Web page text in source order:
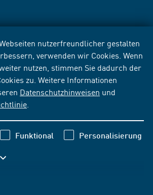
nutzerfreundlicher gestalten
verwenden wir Cookies. Wenn
nutzen, stimmen Sie dadurch der
zu. Weitere Informationen
Datenschutzhinweisen und
Funktional Personalisierung